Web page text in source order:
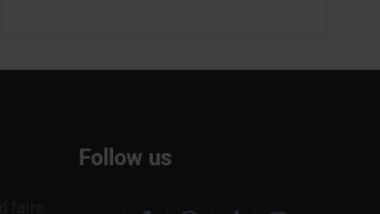
Follow us